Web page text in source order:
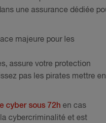
une assurance dédiée
majeure pour les
assure votre protection
pas les pirates mettre en
cyber sous 72h en cas
cybercriminalité et est